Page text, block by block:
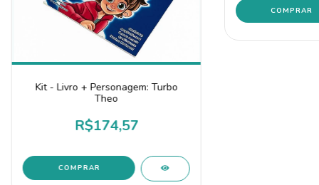
Kit - Livro + Personagem: Turbo
Theo
R$174,57